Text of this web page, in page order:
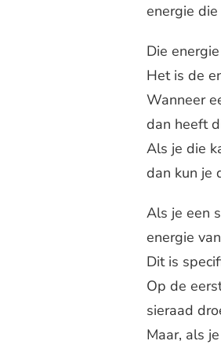
energie
Die
Het is de
Wanneer
dan heeft
Als je die
dan kun je
Als je een
energie
Dit is
Op de
sieraad
Maar, als